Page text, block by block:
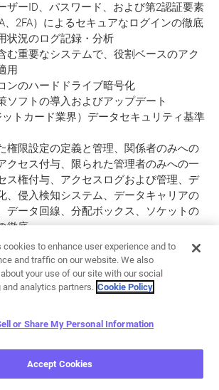
ザーID、パスワード、および第2認証要素
、2FA）によるセキュアなログインの徹底
状況のログ記録・分析
む重要なシステムで、役割ベースのアク
用
ンのハードドライブ暗号化
ソフトの導入およびアップデート
ットカード業界）データセキュリティ基準
権限設定の定義と管理、関係者のみへの
クセス付与、限られた管理者のみへの一
ス権付与、アクセスログおよび管理、デ
、侵入検知システム、データキャリアの
データ回線、分配ボックス、ソケットの
徹底
電子的な転送、輸送または保管中に許可
、コピー、修正または削除されないこと
ータ転送設備による個人データの転送が
ファイアウォールなどの設定、物理的に輸
to enhance user experience and to
and traffic on our website. We also
your use of our site with our social
and analytics partners. Cookie Policy
or Share My Personal Information
Accept Cookies